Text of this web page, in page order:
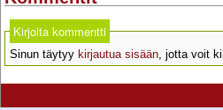
Kirjoita kommentti
Sinun täytyy kirjautua sisään , jotta voit